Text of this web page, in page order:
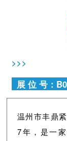
>>>
展 位 号：
温州市丰鼎
7年，是一